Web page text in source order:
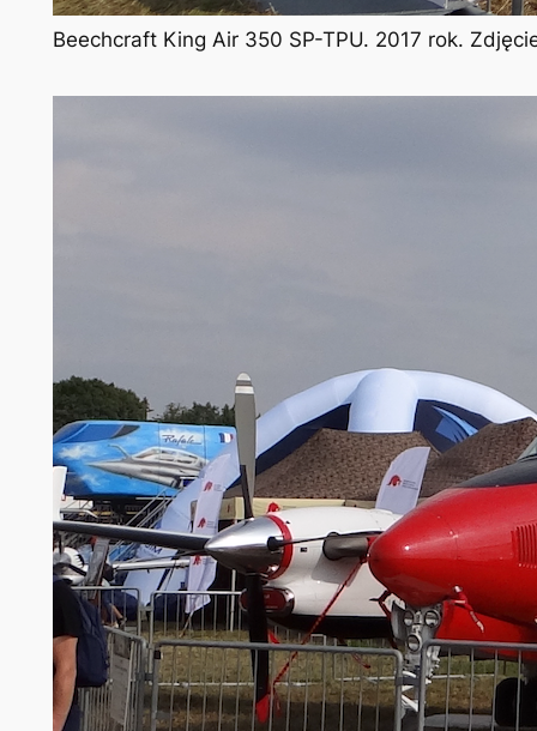
Beechcraft King Air 350 SP-TPU. 2017 rok.